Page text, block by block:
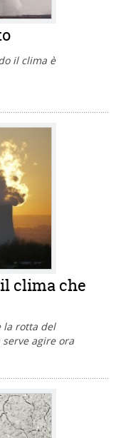
il clima è
clima che
la rotta del
agire ora